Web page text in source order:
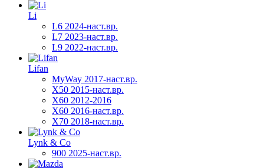
Li
L6 2024-наст.вр.
L7 2023-наст.вр.
L9 2022-наст.вр.
Lifan
MyWay 2017-наст.вр.
X50 2015-наст.вр.
X60 2012-2016
X60 2016-наст.вр.
X70 2018-наст.вр.
Lynk & Co
900 2025-наст.вр.